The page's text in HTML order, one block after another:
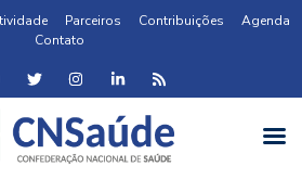
Parceiros Contribuições
Agenda
Contato